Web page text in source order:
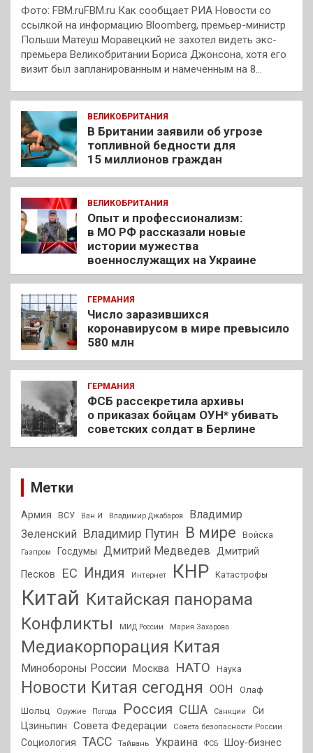
Фото: FBM.ruFBM.ru Как сообщает РИА Новости со
ссылкой на информацию Bloomberg, премьер-министр
Польши Матеуш Моравецкий не захотел видеть экс-
премьера Великобритании Бориса Джонсона, хотя его
визит был запланированным и намеченным на 8…
ВЕЛИКОБРИТАНИЯ
В Британии заявили об угрозе
топливной бедности для
15 миллионов граждан
ВЕЛИКОБРИТАНИЯ
Опыт и профессионализм:
в МО РФ рассказали новые
истории мужества
военнослужащих на Украине
ГЕРМАНИЯ
Число заразившихся
коронавирусом в мире превысило
580 млн
ГЕРМАНИЯ
ФСБ рассекретила архивы
о приказах бойцам ОУН* убивать
советских солдат в Берлине
Метки
Армия ВСУ Ван И Владимир Джабаров
Владимир
Зеленский
Владимир Путин В мире Войска
Газпром Госдумы Дмитрий Медведев Дмитрий
Песков
ЕС Индия Интернет КНР Катастрофы
Китай Китайская панорама
Конфликты
МИД России Мария Захарова
Медиакорпорация Китая
Минобороны России Москва НАТО Наука
Новости Китая сегодня ООН
Олаф
Шольц
Оружие Погода Россия США Санкции
Си
Цзиньпин Совета Федерации Совета безопасности России
Социология ТАСС Тайвань Украина ФСБ Шоу-бизнес